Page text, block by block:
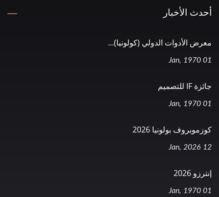
أحدث الأخبار
معرض الأدوات الدولي (كولونيا)...
01 Jan, 1970
جائزة IF للتصميم
01 Jan, 1970
كوزموبروف بولونيا 2026
12 Jan, 2026
إنترزو 2026
01 Jan, 1970